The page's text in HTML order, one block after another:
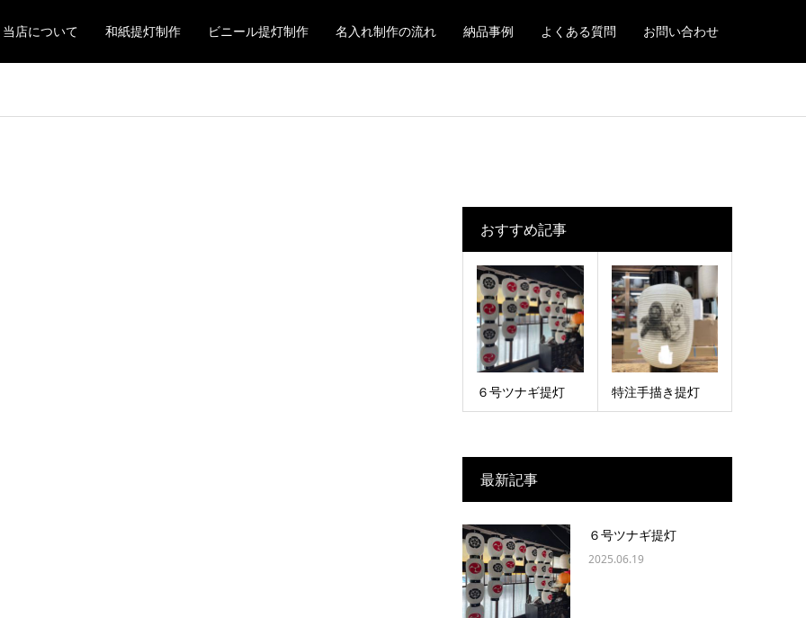
当店について 和紙提灯制作 ビニール提灯制作 名入れ制作の流れ 納品事例 よくある質問 お問い合わせ
おすすめ記事
６号ツナギ提灯 特注手描き提灯
最新記事
６号ツナギ提灯
2025.06.19